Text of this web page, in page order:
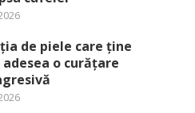
de piele care ține
o curățare